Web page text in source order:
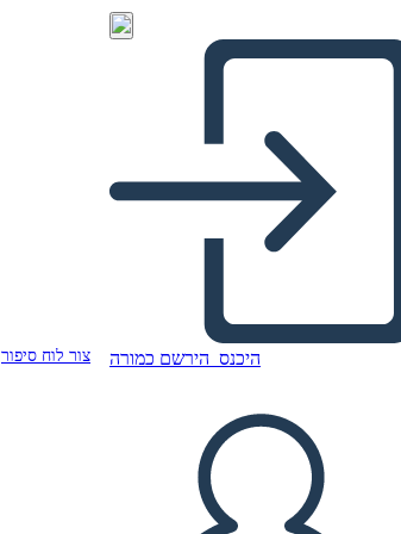
צור לוח סיפור היכנס הירשם כמורה